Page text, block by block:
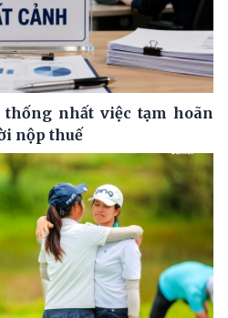
thống nhất việc tạm hoãn
nộp thuế